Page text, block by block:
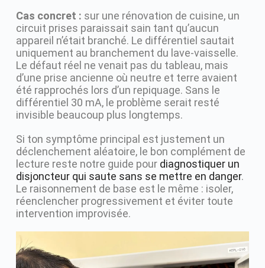
Cas concret : sur une rénovation de cuisine, un
circuit prises paraissait sain tant qu’aucun
appareil n’était branché. Le différentiel sautait
uniquement au branchement du lave-vaisselle.
Le défaut réel ne venait pas du tableau, mais
d’une prise ancienne où neutre et terre avaient
été rapprochés lors d’un repiquage. Sans le
différentiel 30 mA, le problème serait resté
invisible beaucoup plus longtemps.
Si ton symptôme principal est justement un
déclenchement aléatoire, le bon complément de
lecture reste notre guide pour diagnostiquer un
disjoncteur qui saute sans se mettre en danger.
Le raisonnement de base est le même : isoler,
réenclencher progressivement et éviter toute
intervention improvisée.